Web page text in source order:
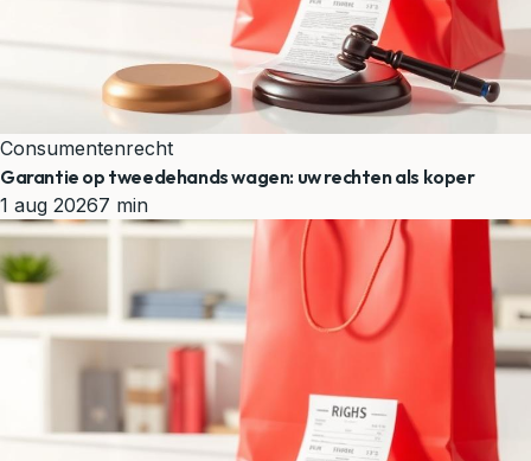
Consumentenrecht
Garantie op tweedehands wagen: uw rechten als koper
1 aug 20267 min